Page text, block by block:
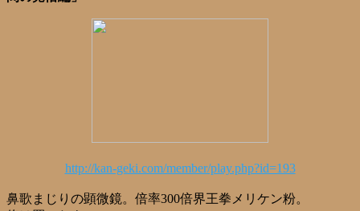
http://kan-geki.com/member/play.php?id=193
鼻歌まじりの顕微鏡。倍率300倍界王拳メリケン粉。